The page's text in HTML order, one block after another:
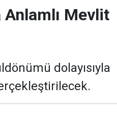
Anlamlı Mevlit
dolayısıyla